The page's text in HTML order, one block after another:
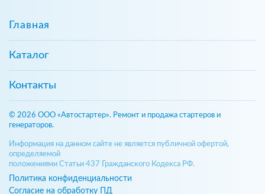
Главная
Каталог
Контакты
© 2026 ООО «Автостартер». Ремонт и продажа стартеров и
генераторов.
Информация на данном сайте не является публичной офертой,
определяемой
положениями Статьи 437 Гражданского Кодекса РФ.
Политика конфиденциальности
Согласие на обработку ПД